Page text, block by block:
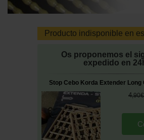
Producto indisponible en
Os proponemos el
expedido en
Stop Cebo Korda Extender Long
4,90€